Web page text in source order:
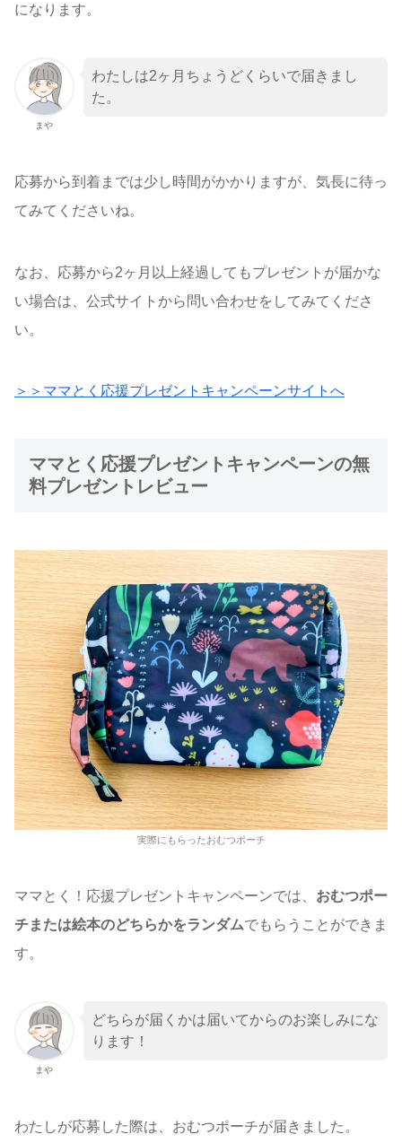
になります。
まや
わたしは2ヶ月ちょうどくらいで届きまし
た。
応募から到着までは少し時間がかかりますが、気長に待っ
てみてくださいね。
なお、応募から2ヶ月以上経過してもプレゼントが届かな
い場合は、公式サイトから問い合わせをしてみてくださ
い。
＞＞ママとく応援プレゼントキャンペーンサイトへ
ママとく応援プレゼントキャンペーンの無
料プレゼントレビュー
実際にもらったおむつポーチ
ママとく！応援プレゼントキャンペーンでは、 おむつポー
チまたは絵本のどちらかをランダムでもらうことができま
す。
まや
どちらが届くかは届いてからのお楽しみにな
ります！
わたしが応募した際は、おむつポーチが届きました。